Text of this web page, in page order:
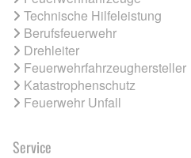
Technische Hilfeleistung
Berufsfeuerwehr
Drehleiter
Feuerwehrfahrzeughersteller
Katastrophenschutz
Feuerwehr Unfall
Service